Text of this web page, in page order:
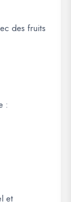
des fruits
:
et